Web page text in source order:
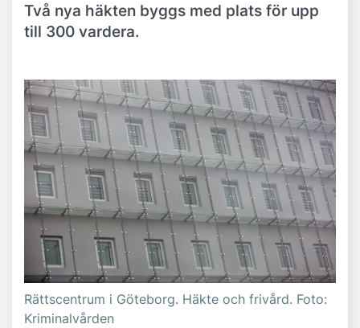
Två nya häkten byggs med plats för upp
till 300 vardera.
Rättscentrum i Göteborg. Häkte och frivård. Foto:
Kriminalvården